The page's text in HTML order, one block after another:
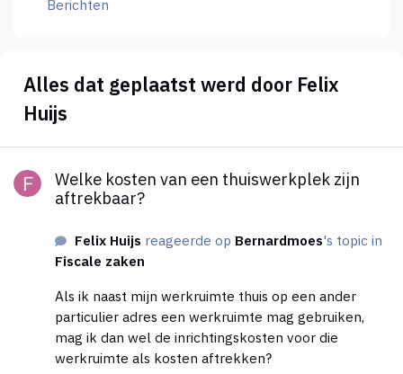
Berichten
Alles dat geplaatst werd door Felix
Huijs
Welke kosten van een thuiswerkplek zijn
aftrekbaar?
Felix Huijs reageerde op Bernardmoes's topic in
Fiscale zaken
Als ik naast mijn werkruimte thuis op een ander
particulier adres een werkruimte mag gebruiken,
mag ik dan wel de inrichtingskosten voor die
werkruimte als kosten aftrekken?